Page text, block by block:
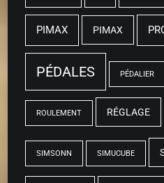
PIMAX PIMAX
PÉDALES PÉDALIER
ROULEMENT RÉGLAGE
SIMSONN SIMUCUBE